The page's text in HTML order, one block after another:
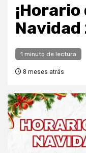
1 minuto de lectura
8 meses atrás